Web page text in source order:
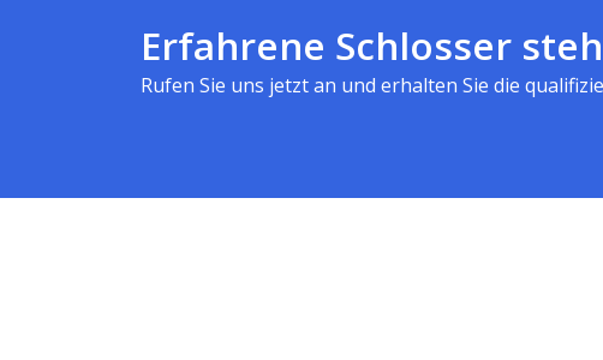
Erfahrene Schlosser
Rufen Sie uns jetzt an und erhalten Sie die